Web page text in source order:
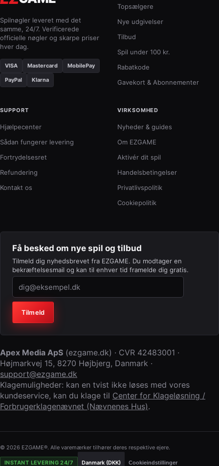
Spilnøgler leveret med det
samme, 24/7. Verificerede
officielle nøgler og skarpe priser
hver dag.
VISA Mastercard MobilePay
PayPal Klarna
Topsælgere
Nye udgivelser
Tilbud
Spil under 100 kr.
Rabatkode
Gavekort & Abonnementer
SUPPORT
Hjælpecenter
Sådan fungerer levering
Fortrydelsesret
Refundering
Kontakt os
VIRKSOMHED
Nyheder & guides
Om EZGAME
Aktivér dit spil
Handelsbetingelser
Privatlivspolitik
Cookiepolitik
Få besked om nye spil og tilbud
Tilmeld dig nyhedsbrevet fra EZGAME. Du modtager en
bekræftelsesmail og kan til enhver tid framelde dig gratis.
Virksomhed (lad feltet stå tomt)
Tilmeld
Apex Media ApS (ezgame.dk) · CVR 42483001 ·
Højmarkvej 15, 8270 Højbjerg, Danmark ·
support@ezgame.dk
Klagemuligheder: kan en tvist ikke løses med vores
kundeservice, kan du klage til Center for Klageløsning /
Forbrugerklagenævnet (Nævnenes Hus).
© 2026 EZGAME®. Alle varemærker tilhører deres respektive ejere.
INSTANT LEVERING 24/7 Danmark (DKK) Cookieindstillinger